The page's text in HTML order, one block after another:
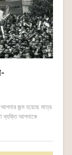
জন্ম হয়েছে মাত্র
ব্যক্তি আপনাকে